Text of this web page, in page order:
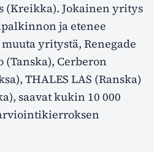
(Kreikka). Jokainen yritys
ja etenee
yritystä, Renegade
(Tanska), Cerberon
THALES LAS (Ranska)
saavat kukin 10 000